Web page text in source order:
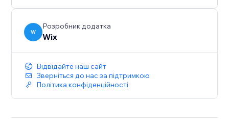
W
Розробник додатка
Wix
Відвідайте наш сайт
Зверніться до нас за підтримкою
Політика конфіденційності